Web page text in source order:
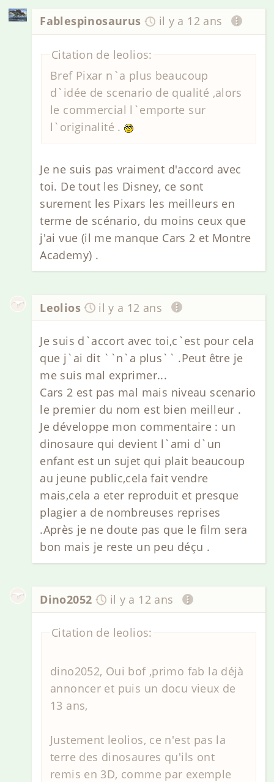
Fablespinosaurus il y a 12 ans
Citation de leolios:
Bref Pixar n`a plus beaucoup
d`idée de scenario de qualité ,alors
le commercial l`emporte sur
l`originalité .
Je ne suis pas vraiment d'accord avec
toi. De tout les Disney, ce sont
surement les Pixars les meilleurs en
terme de scénario, du moins ceux que
j'ai vue (il me manque Cars 2 et Montre
Academy) .
Leolios il y a 12 ans
Je suis d`accort avec toi,c`est pour cela
que j`ai dit ``n`a plus`` .Peut être je
me suis mal exprimer...
Cars 2 est pas mal mais niveau scenario
le premier du nom est bien meilleur .
Je développe mon commentaire : un
dinosaure qui devient l`ami d`un
enfant est un sujet qui plait beaucoup
au jeune public,cela fait vendre
mais,cela a eter reproduit et presque
plagier a de nombreuses reprises
.Après je ne doute pas que le film sera
bon mais je reste un peu déçu .
Dino2052 il y a 12 ans
Citation de leolios:
dino2052, Oui bof ,primo fab la déjà
annoncer et puis un docu vieux de
13 ans,
Justement leolios, ce n'est pas la
terre des dinosaures qu'ils ont
remis en 3D, comme par exemple